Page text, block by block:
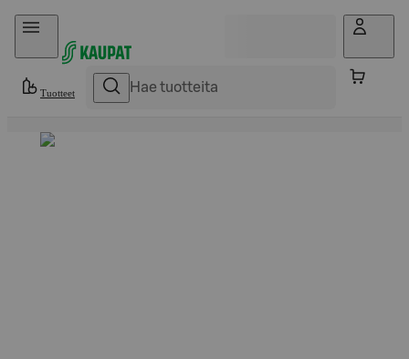
Hyppää sisältöön
Tuotteet